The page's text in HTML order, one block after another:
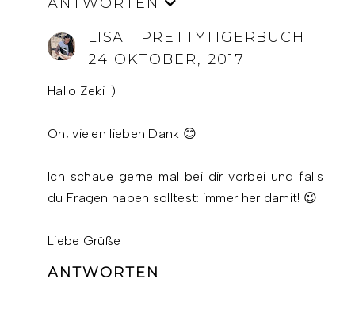
LISA | PRETTYTIGERBUCH
24 OKTOBER, 2017
Hallo Zeki :)
Oh, vielen lieben Dank 😊
Ich schaue gerne mal bei dir vorbei und falls
du Fragen haben solltest: immer her damit! 😉
Liebe Grüße
ANTWORTEN